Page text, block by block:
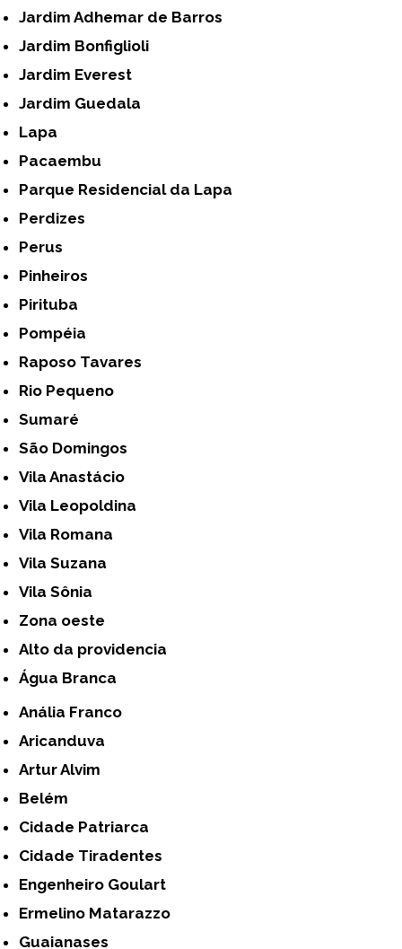
Jardim Adhemar de Barros
Jardim Bonfiglioli
Jardim Everest
Jardim Guedala
Lapa
Pacaembu
Parque Residencial da Lapa
Perdizes
Perus
Pinheiros
Pirituba
Pompéia
Raposo Tavares
Rio Pequeno
Sumaré
São Domingos
Vila Anastácio
Vila Leopoldina
Vila Romana
Vila Suzana
Vila Sônia
Zona oeste
alto da providencia
Água Branca
Anália Franco
Aricanduva
Artur Alvim
Belém
Cidade Patriarca
Cidade Tiradentes
Engenheiro Goulart
Ermelino Matarazzo
Guaianases